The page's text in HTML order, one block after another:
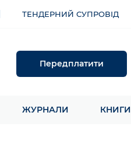
ТЕНДЕРНИЙ СУПРОВІД
Передплатити
ЖУРНАЛИ КНИГИ